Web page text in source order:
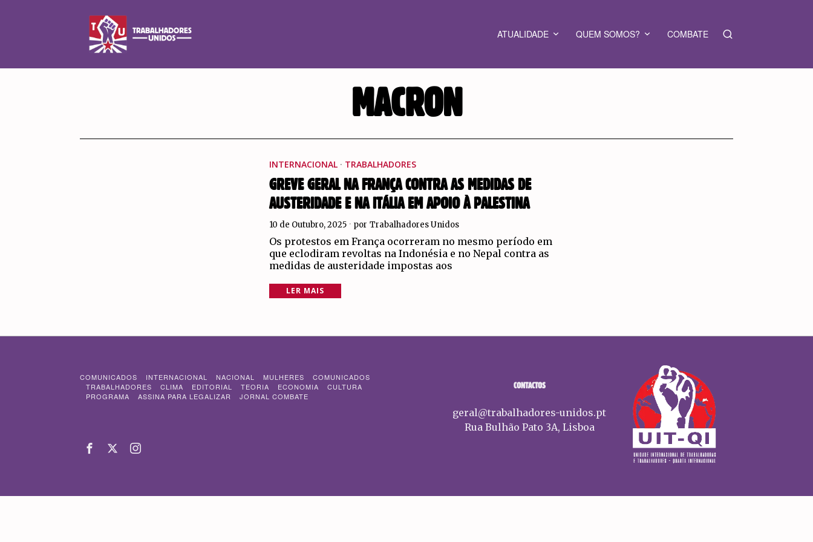
ATUALIDADE QUEM SOMOS? COMBATE
MACRON
INTERNACIONAL · TRABALHADORES
GREVE GERAL NA FRANÇA CONTRA AS MEDIDAS DE
AUSTERIDADE E NA ITÁLIA EM APOIO À PALESTINA
10 de Outubro, 2025 por Trabalhadores Unidos
Os protestos em França ocorreram no mesmo período em
que eclodiram revoltas na Indonésia e no Nepal contra as
medidas de austeridade impostas aos
LER MAIS
COMUNICADOS INTERNACIONAL NACIONAL MULHERES
COMUNICADOS
TRABALHADORES
CLIMA EDITORIAL TEORIA ECONOMIA
CULTURA
PROGRAMA
ASSINA PARA LEGALIZAR JORNAL COMBATE
CONTACTOS
geral@trabalhadores-unidos.pt
Rua Bulhão Pato 3A, Lisboa